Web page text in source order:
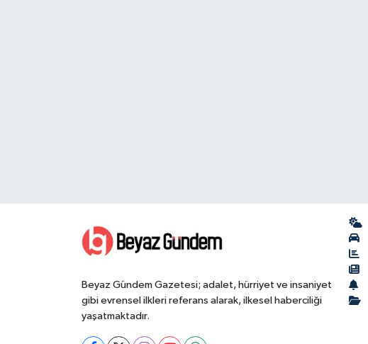
Beyaz Gündem Gazetesi; adalet, hürriyet ve insaniyet
gibi evrensel ilkleri referans alarak, ilkesel haberciliği
yaşatmaktadır.